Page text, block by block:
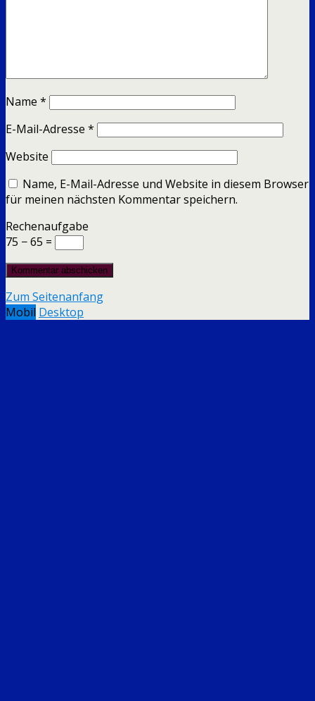
Name *
E-Mail-Adresse *
Website
Name, E-Mail-Adresse und Website in diesem Browser
für meinen nächsten Kommentar speichern.
Rechenaufgabe
75 − 65 =
Zum Seitenanfang
Mobil Desktop